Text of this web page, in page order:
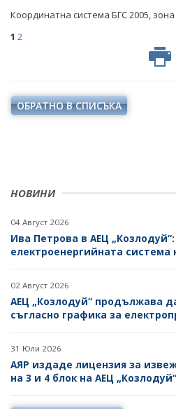
НОВИНИ
04 Август 2026
Ива Петрова в АЕЦ
електроенергийната система
02 Август 2026
АЕЦ „Козлодуй“ продължава
съгласно графика за
31 Юли 2026
АЯР издаде лицензия за
на 3 и 4 блок на АЕЦ „Козлодуй“
СЪГЛАСУВАНИ ЦЯЛОСТНИ
ПРЕКРАТЕНИ ПРОЦЕДУРИ
НАЦИОНАЛЕН ПЛАН ЗА
Координатна система БГС 2005, зона
1 2
ОБРАТНО В СПИСЪКА